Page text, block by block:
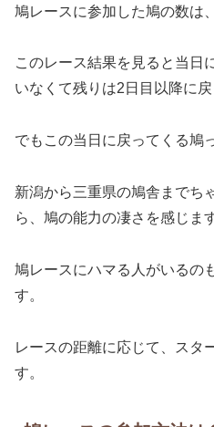
鳩レースに参加した鳩の数は
このレース結果を見ると当日
いなくて残りは2日目以降に戻
でもこの当日に戻ってくる鳩
新潟から三重県の鳩舎までち
ら、鳩の能力の凄さを感じま
鳩レースにハマる人がいるの
す。
レースの距離に応じて、スタ
す。